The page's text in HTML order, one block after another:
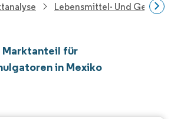
Lebensmittel- Und
Marktanteil für
in Mexiko